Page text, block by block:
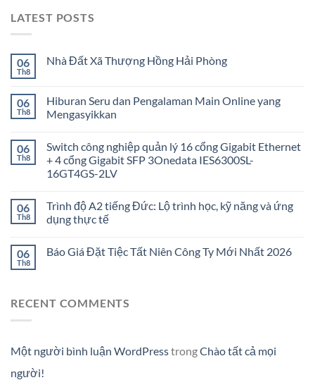
LATEST POSTS
06
Th8
Nhà Đất Xã Thượng Hồng Hải Phòng
06
Th8
Hiburan Seru dan Pengalaman Main Online yang
Mengasyikkan
06
Th8
Switch công nghiệp quản lý 16 cổng Gigabit Ethernet
+ 4 cổng Gigabit SFP 3Onedata IES6300SL-
16GT4GS-2LV
06
Th8
Trình độ A2 tiếng Đức: Lộ trình học, kỹ năng và ứng
dụng thực tế
06
Th8
Báo Giá Đặt Tiệc Tất Niên Công Ty Mới Nhất 2026
RECENT COMMENTS
Một người bình luận WordPresstrongChào tất cả mọi
người!